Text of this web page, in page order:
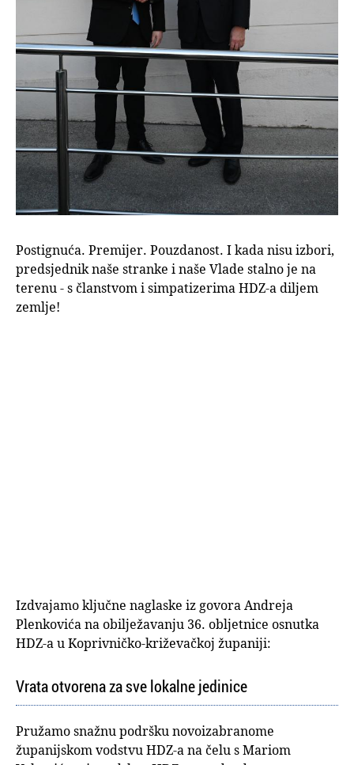
Postignuća. Premijer. Pouzdanost. I kada nisu izbori,
predsjednik naše stranke i naše Vlade stalno je na
terenu - s članstvom i simpatizerima HDZ-a diljem
zemlje!
Izdvajamo ključne naglaske iz govora Andreja
Plenkovića na obilježavanju 36. obljetnice osnutka
HDZ-a u Koprivničko-križevačkoj županiji:
Vrata otvorena za sve lokalne jedinice
Pružamo snažnu podršku novoizabranome
županijskom vodstvu HDZ-a na čelu s Mariom